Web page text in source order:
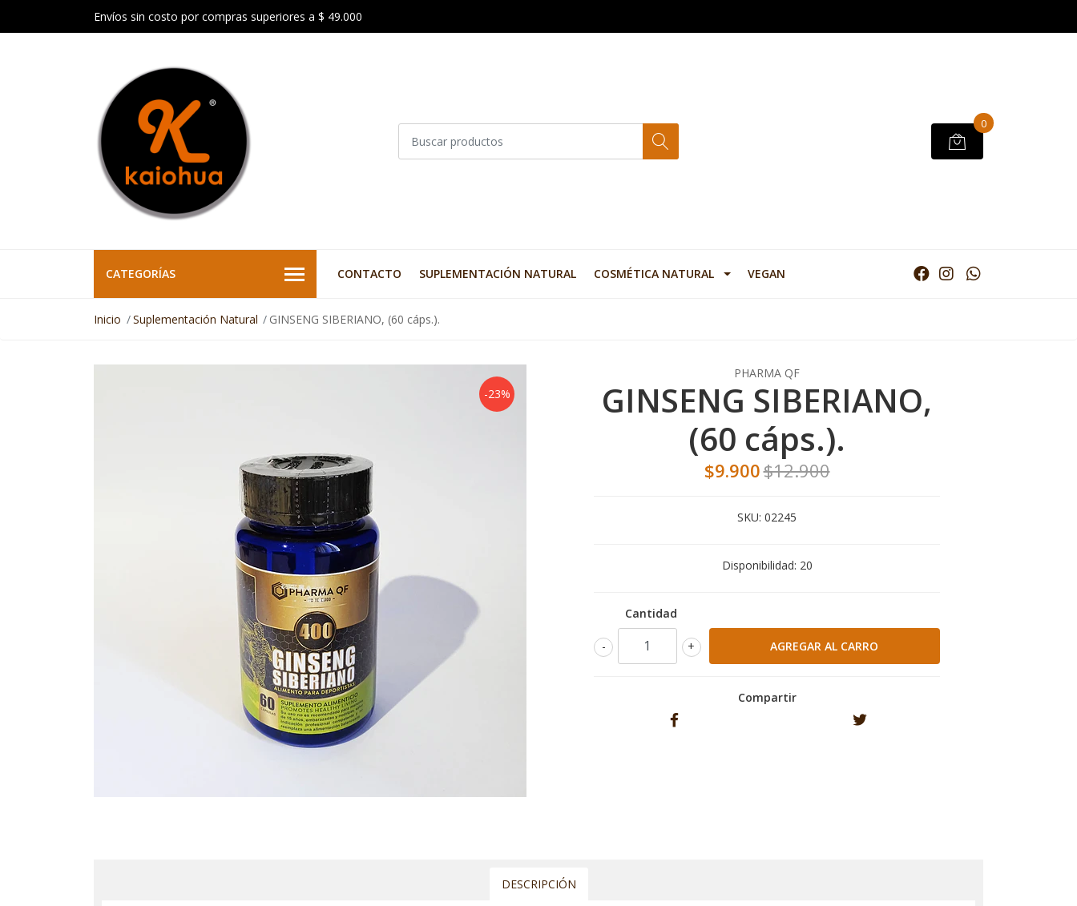
Envíos sin costo por compras superiores a $ 49.000
0
CATEGORÍAS CONTACTO SUPLEMENTACIÓN NATURAL COSMÉTICA NATURAL VEGAN
Inicio Suplementación Natural GINSENG SIBERIANO, (60 cáps.).
-23%
PHARMA QF
GINSENG SIBERIANO,
(60 cáps.).
$9.900$12.900
SKU: 02245
Disponibilidad: 20
Cantidad
+
-
Compartir
DESCRIPCIÓN